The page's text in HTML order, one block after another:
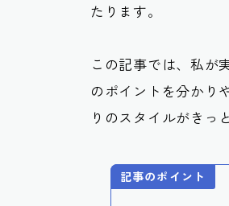
たります。
この記事では、私が
のポイントを分かり
りのスタイルがきっ
記事のポイント